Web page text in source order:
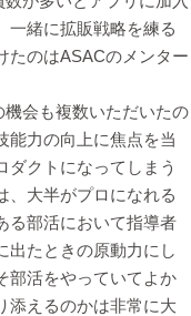
一緒に拡販戦略を練る
たのはASACのメンター
会も複数いただいたの
能力の向上に焦点を当
ダクトになってしまう
、大半がプロになれる
る部活において指導者
出たときの原動力にし
部活をやっていてよか
添えるのかは非常に大